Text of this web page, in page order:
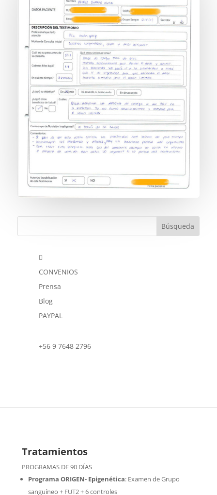

CONVENIOS
Prensa
Blog
PAYPAL
+56 9 7648 2796
Tratamientos
PROGRAMAS DE 90 DÍAS
Programa ORIGEN- Epigenética:Examen de Grupo
sanguíneo + FUT2 + 6 controles